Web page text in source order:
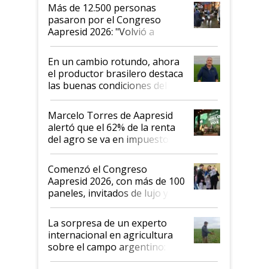
Más de 12.500 personas
pasaron por el Congreso
Aapresid 2026: "Volvió a
demostrar que hablar del
suelo es hablar de todo el
sistema productivo"
En un cambio rotundo, ahora
el productor brasilero destaca
las buenas condiciones del
agro argentino para invertir:
"Los veo más motivados"
Marcelo Torres de Aapresid
alertó que el 62% de la renta
del agro se va en impuestos:
"No es bueno que en
Argentina se sigan discutiendo
las mismas cosas de hace 50
años"
Comenzó el Congreso
Aapresid 2026, con más de 100
paneles, invitados de lujo y
todas las tendencias
La sorpresa de un experto
internacional en agricultura
sobre el campo argentino:
"Estoy muy impresionado"